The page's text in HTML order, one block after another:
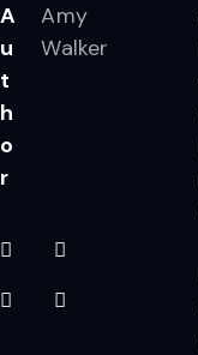
A
u
t
h
o
r
Amy
Walker